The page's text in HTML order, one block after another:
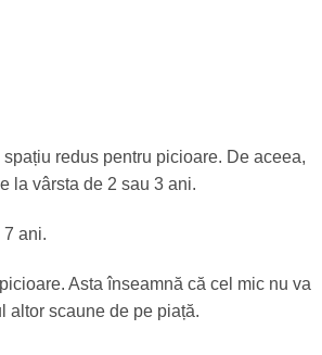
redus pentru picioare. De aceea,
la vârsta de 2 sau 3 ani.
ani.
Asta înseamnă că cel mic nu va
altor scaune de pe piață.